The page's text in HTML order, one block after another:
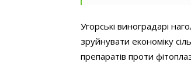
Угорські виноградарі
зруйнувати економіку
препаратів проти